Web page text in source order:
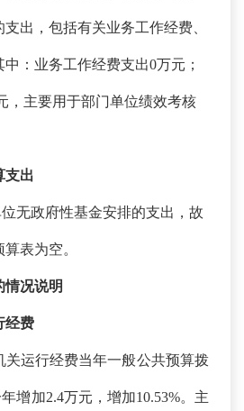
出，包括有关业务工作经费、
：业务工作经费支出0万元；
，主要用于部门单位绩效考核
支出
位无政府性基金安排的支出，故
表为空。
情况说明
经费
关运行经费当年一般公共预算拨
增加2.4万元，增加10.53%。主